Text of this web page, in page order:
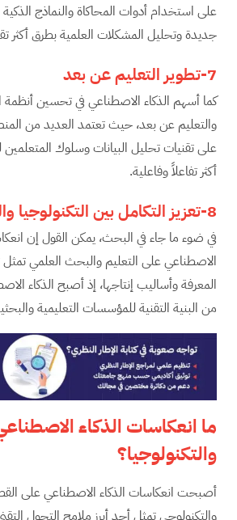
على استخدام أدوات المحاكاة والنماذج الذكية
جديدة وتحليل المشكلات العلمية بطرق أكثر
7-تطوير التعليم عن بعد
كما أسهم الذكاء الاصطناعي في تحسين أنظمة
والتعليم عن بعد، حيث تعتمد العديد من
على تقنيات تحليل البيانات وسلوك المتعلمين
أكثر تفاعلاً وفاعلية.
8-تعزيز التكامل بين التكنولوجيا والتعليم
في ضوء ما جاء في البحث، يمكن القول إن
الاصطناعي على التعليم والبحث العلمي تمثل
المعرفة وأساليب إنتاجها، إذ أصبح الذكاء
من البنية التقنية للمؤسسات التعليمية
ما انعكاسات الذكاء
والتكنولوجيا؟
أصبحت انعكاسات الذكاء الاصطناعي على
والتكنولوجي تمثل أحد أبرز ملامح التحول